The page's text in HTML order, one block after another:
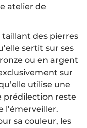
atelier de
taillant des pierres
sertit sur ses
ou en argent
sur
utilise une
prédilection reste
l’émerveiller.
sa couleur, les